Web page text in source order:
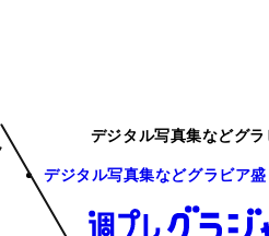
デジタル写真集などグ
デジタル写真集などグラビア